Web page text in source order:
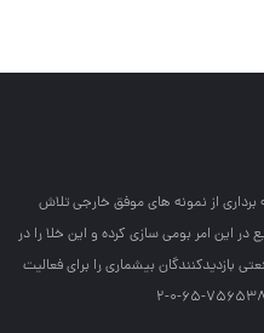
برداري از نمونه هاي موفق خارجي تلاش
اين امر بومي سازي كرده و اين خلا را در
بازديدكنندگان بيشماري را براي فعاليت